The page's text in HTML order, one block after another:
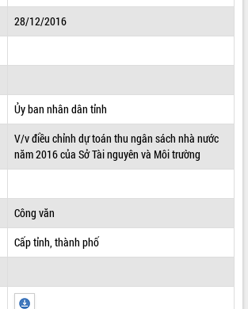
HÀNH
28/12/2016
Ủy ban nhân dân tỉnh
V/v điều chỉnh dự toán thu ngân sách nhà nước
năm 2016 của Sở Tài nguyên và Môi trường
Công văn
Cấp tỉnh, thành phố